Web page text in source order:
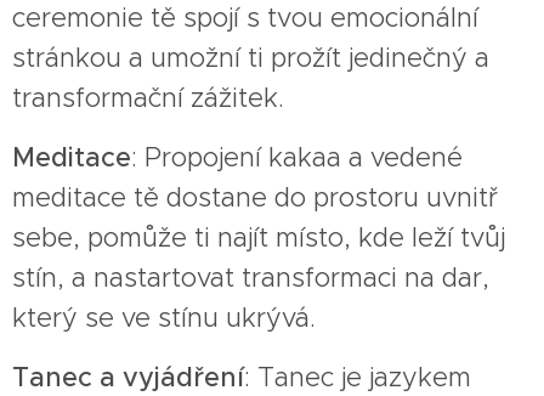
ceremonie tě spojí s tvou emocionální
stránkou a umožní ti prožít jedinečný a
transformační zážitek.
Meditace: Propojení kakaa a vedené
meditace tě dostane do prostoru uvnitř
sebe, pomůže ti najít místo, kde leží tvůj
stín, a nastartovat transformaci na dar,
který se ve stínu ukrývá.
Tanec a vyjádření: Tanec je jazykem